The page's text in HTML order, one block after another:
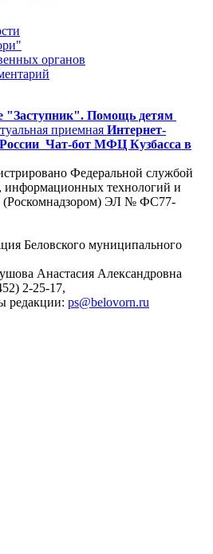
органов
"Заступник". Помощь детям
Интернет-
Чат-бот МФЦ Кузбасса в
Федеральной службой
информационных технологий и
(Роскомнадзором) ЭЛ № ФС77-
Беловского муниципального
Анастасия Александровна
2-25-17,
редакции: ps@belovorn.ru